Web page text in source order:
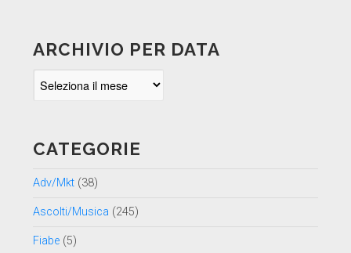
ARCHIVIO PER DATA
CATEGORIE
Adv/Mkt(38)
Ascolti/Musica (245)
Fiabe(5)